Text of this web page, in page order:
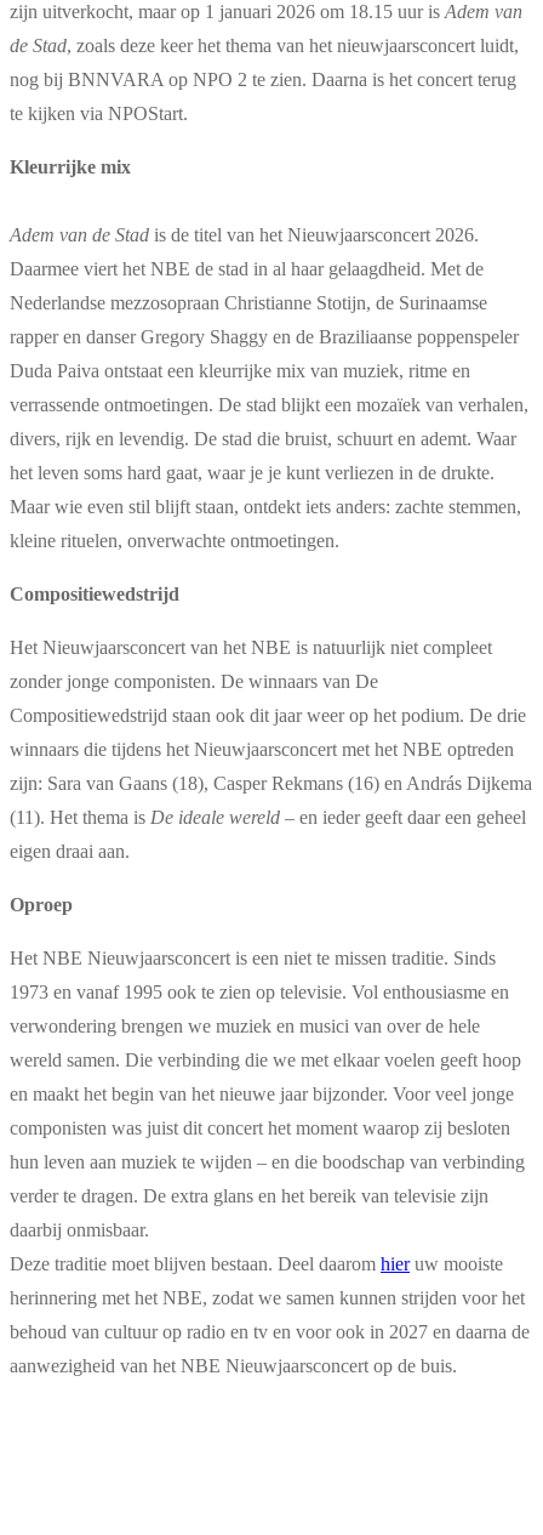
zijn uitverkocht, maar op 1 januari 2026 om 18.15 uur is Adem van
de Stad, zoals deze keer het thema van het nieuwjaarsconcert luidt,
nog bij BNNVARA op NPO 2 te zien. Daarna is het concert terug
te kijken via NPOStart.
Kleurrijke mix
Adem van de Stad is de titel van het Nieuwjaarsconcert 2026.
Daarmee viert het NBE de stad in al haar gelaagdheid. Met de
Nederlandse mezzosopraan Christianne Stotijn, de Surinaamse
rapper en danser Gregory Shaggy en de Braziliaanse poppenspeler
Duda Paiva ontstaat een kleurrijke mix van muziek, ritme en
verrassende ontmoetingen. De stad blijkt een mozaïek van verhalen,
divers, rijk en levendig. De stad die bruist, schuurt en ademt. Waar
het leven soms hard gaat, waar je je kunt verliezen in de drukte.
Maar wie even stil blijft staan, ontdekt iets anders: zachte stemmen,
kleine rituelen, onverwachte ontmoetingen.
Compositiewedstrijd
Het Nieuwjaarsconcert van het NBE is natuurlijk niet compleet
zonder jonge componisten. De winnaars van De
Compositiewedstrijd staan ook dit jaar weer op het podium. De drie
winnaars die tijdens het Nieuwjaarsconcert met het NBE optreden
zijn: Sara van Gaans (18), Casper Rekmans (16) en András Dijkema
(11). Het thema is De ideale wereld – en ieder geeft daar een geheel
eigen draai aan.
Oproep
Het NBE Nieuwjaarsconcert is een niet te missen traditie. Sinds
1973 en vanaf 1995 ook te zien op televisie. Vol enthousiasme en
verwondering brengen we muziek en musici van over de hele
wereld samen. Die verbinding die we met elkaar voelen geeft hoop
en maakt het begin van het nieuwe jaar bijzonder. Voor veel jonge
componisten was juist dit concert het moment waarop zij besloten
hun leven aan muziek te wijden – en die boodschap van verbinding
verder te dragen. De extra glans en het bereik van televisie zijn
daarbij onmisbaar.
Deze traditie moet blijven bestaan. Deel daarom hieruw mooiste
herinnering met het NBE, zodat we samen kunnen strijden voor het
behoud van cultuur op radio en tv en voor ook in 2027 en daarna de
aanwezigheid van het NBE Nieuwjaarsconcert op de buis.